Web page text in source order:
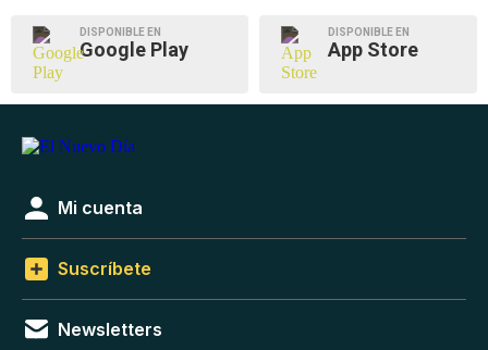
DISPONIBLE EN
Google Play
DISPONIBLE EN
App Store
Mi cuenta
Suscríbete
Newsletters